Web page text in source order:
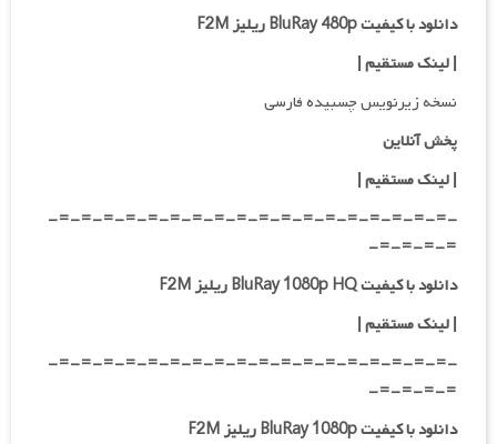
دانلود با کیفیت BluRay 480p ریلیز F2M
| لینک مستقیم|
نسخه زیرنویس چسبیده فارسی
پخش آنلاین
| لینک مستقیم|
-=-=-=-=-=-=-=-=-=-=-=-=-=-=-=-=-=-=-
=-=-=-=-
دانلود با کیفیت BluRay 1080p HQ ریلیز F2M
|لینک مستقیم|
-=-=-=-=-=-=-=-=-=-=-=-=-=-=-=-=-=-=-
=-=-=-=-
دانلود با کیفیت BluRay 1080p ریلیز F2M